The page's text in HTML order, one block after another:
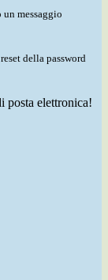
messaggio
della password
posta elettronica!